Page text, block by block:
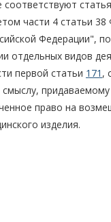
части 4 статьи
Федерации",
отдельных видов
первой статьи 171 ,
право на
изделия.